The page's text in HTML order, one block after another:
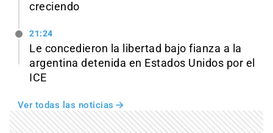
creciendo
21:24
Le concedieron la libertad bajo fianza a la
argentina detenida en Estados Unidos por el
ICE
Ver todas las noticias